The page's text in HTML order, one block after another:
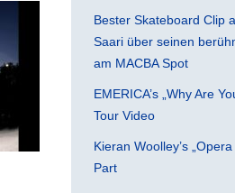
Bester Skateboard Clip
Saari über seinen
am MACBA Spot
EMERICA’s „Why Are
Tour Video
Kieran Woolley’s
Part